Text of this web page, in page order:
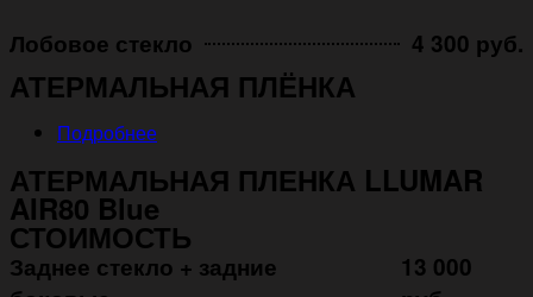
Лобовое стекло 4 300 руб.
АТЕРМАЛЬНАЯ ПЛЁНКА
Подробнее
АТЕРМАЛЬНАЯ ПЛЕНКА LLUMAR
AIR80 Blue
СТОИМОСТЬ
Заднее стекло + задние
13 000